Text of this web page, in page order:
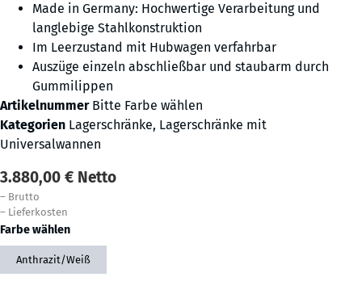
Made in Germany: Hochwertige Verarbeitung und
langlebige Stahlkonstruktion
Im Leerzustand mit Hubwagen verfahrbar
Auszüge einzeln abschließbar und staubarm durch
Gummilippen
Artikelnummer Bitte Farbe wählen
Kategorien Lagerschränke, Lagerschränke mit
Universalwannen
3.880,00 € Netto
– Brutto
– Lieferkosten
Farbe wählen
Anthrazit/Weiß